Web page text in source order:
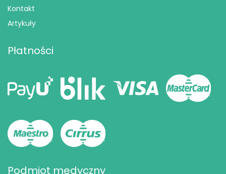
Kontakt
Artykuły
Płatności
Podmiot medyczny